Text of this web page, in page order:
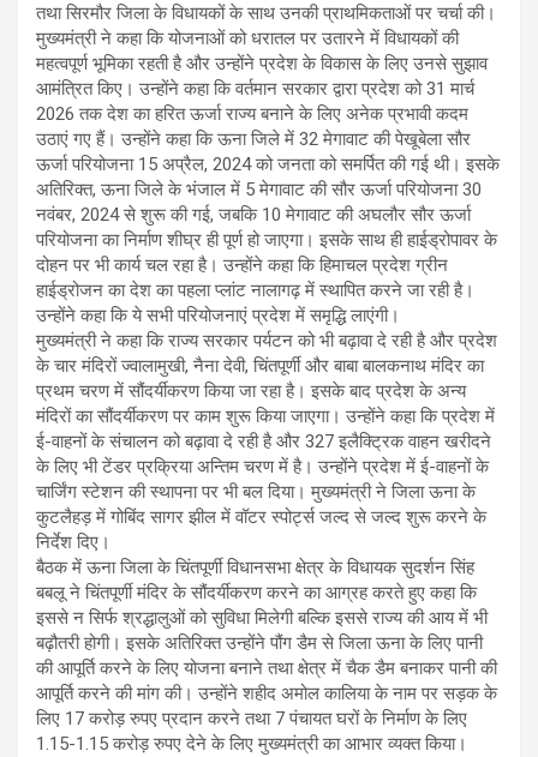
तथा सिरमौर जिला के विधायकों के साथ उनकी प्राथमिकताओं पर चर्चा की।
मुख्यमंत्री ने कहा कि योजनाओं को धरातल पर उतारने में विधायकों की
महत्वपूर्ण भूमिका रहती है और उन्होंने प्रदेश के विकास के लिए उनसे सुझाव
आमंत्रित किए। उन्होंने कहा कि वर्तमान सरकार द्वारा प्रदेश को 31 मार्च
2026 तक देश का हरित ऊर्जा राज्य बनाने के लिए अनेक प्रभावी कदम
उठाएं गए हैं। उन्होंने कहा कि ऊना जिले में 32 मेगावाट की पेखूबेला सौर
ऊर्जा परियोजना 15 अप्रैल, 2024 को जनता को समर्पित की गई थी। इसके
अतिरिक्त, ऊना जिले के भंजाल में 5 मेगावाट की सौर ऊर्जा परियोजना 30
नवंबर, 2024 से शुरू की गई, जबकि 10 मेगावाट की अघलौर सौर ऊर्जा
परियोजना का निर्माण शीघ्र ही पूर्ण हो जाएगा। इसके साथ ही हाईड्रोपावर के
दोहन पर भी कार्य चल रहा है। उन्होंने कहा कि हिमाचल प्रदेश ग्रीन
हाईड्रोजन का देश का पहला प्लांट नालागढ़ में स्थापित करने जा रही है।
उन्होंने कहा कि ये सभी परियोजनाएं प्रदेश में समृद्धि लाएंगी।
मुख्यमंत्री ने कहा कि राज्य सरकार पर्यटन को भी बढ़ावा दे रही है और प्रदेश
के चार मंदिरों ज्वालामुखी, नैना देवी, चिंतपूर्णी और बाबा बालकनाथ मंदिर का
प्रथम चरण में सौंदर्यीकरण किया जा रहा है। इसके बाद प्रदेश के अन्य
मंदिरों का सौंदर्यीकरण पर काम शुरू किया जाएगा। उन्होंने कहा कि प्रदेश में
ई-वाहनों के संचालन को बढ़ावा दे रही है और 327 इलैक्ट्रिक वाहन खरीदने
के लिए भी टेंडर प्रक्रिया अन्तिम चरण में है। उन्होंने प्रदेश में ई-वाहनों के
चार्जिंग स्टेशन की स्थापना पर भी बल दिया। मुख्यमंत्री ने जिला ऊना के
कुटलैहड़ में गोबिंद सागर झील में वॉटर स्पोर्ट्स जल्द से जल्द शुरू करने के
निर्देश दिए।
बैठक में ऊना जिला के चिंतपूर्णी विधानसभा क्षेत्र के विधायक सुदर्शन सिंह
बबलू ने चिंतपूर्णी मंदिर के सौंदर्यीकरण करने का आग्रह करते हुए कहा कि
इससे न सिर्फ श्रद्धालुओं को सुविधा मिलेगी बल्कि इससे राज्य की आय में भी
बढ़ौतरी होगी। इसके अतिरिक्त उन्होंने पौंग डैम से जिला ऊना के लिए पानी
की आपूर्ति करने के लिए योजना बनाने तथा क्षेत्र में चैक डैम बनाकर पानी की
आपूर्ति करने की मांग की। उन्होंने शहीद अमोल कालिया के नाम पर सड़क के
लिए 17 करोड़ रुपए प्रदान करने तथा 7 पंचायत घरों के निर्माण के लिए
1.15-1.15 करोड़ रुपए देने के लिए मुख्यमंत्री का आभार व्यक्त किया।